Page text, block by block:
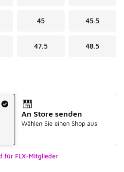
45 45.5
47.5 48.5
An Store senden
Wählen Sie einen Shop aus
für FLX-Mitglieder